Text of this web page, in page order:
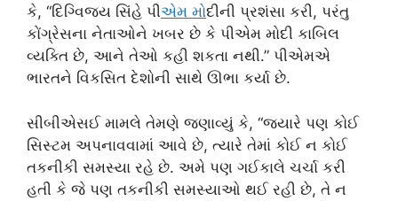
કે, “દિગ્વિજય સિંહે પીએમ મોદીની પ્રશંસા કરી, પરંતુ
કોંગ્રેસના નેતાઓને ખબર છે કે પીએમ મોદી કાબિલ
વ્યક્તિ છે, આને તેઓ કહી શકતા નથી.” પીએમએ
ભારતને વિકસિત દેશોની સાથે ઊભા કર્યા છે.
સીબીએસઈ મામલે તેમણે જણાવ્યું કે, “જ્યારે પણ કોઈ
સિસ્ટમ અપનાવવામાં આવે છે, ત્યારે તેમાં કોઈ ન કોઈ
તકનીકી સમસ્યા રહે છે. અમે પણ ગઈકાલે ચર્ચા કરી
હતી કે જે પણ તકનીકી સમસ્યાઓ થઈ રહી છે, તે ન